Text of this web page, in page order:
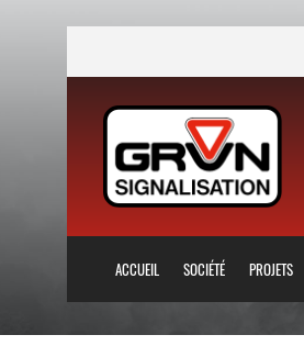
ACCUEIL SOCIÉTÉ PROJETS